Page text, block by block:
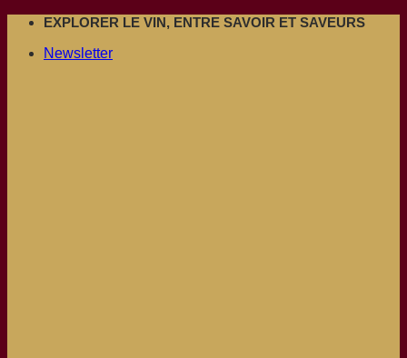
Passer
contenu
EXPLORER LE VIN, ENTRE SAVOIR ET SAVEURS
Newsletter